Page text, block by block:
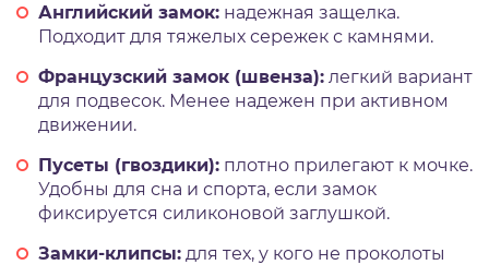
Английский замок: надежная защелка.
Подходит для тяжелых сережек с камнями.
Французский замок (швенза): легкий вариант
для подвесок. Менее надежен при активном
движении.
Пусеты (гвоздики): плотно прилегают к мочке.
Удобны для сна и спорта, если замок
фиксируется силиконовой заглушкой.
Замки-клипсы: для тех, у кого не проколоты